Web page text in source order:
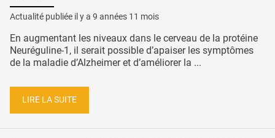
Actualité publiée il y a 9 années 11 mois
En augmentant les niveaux dans le cerveau de la protéine
Neuréguline-1, il serait possible d’apaiser les symptômes
de la maladie d’Alzheimer et d’améliorer la ...
LIRE LA SUITE